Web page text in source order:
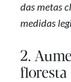
das metas
medidas
2.
floresta